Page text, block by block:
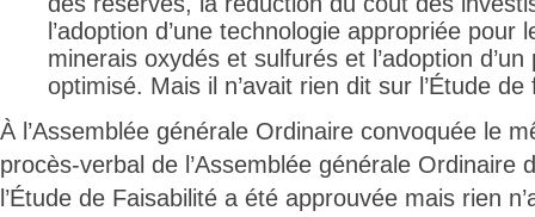
l’adoption d’une technologie appropriée pour
minerais oxydés et sulfurés et l’adoption d’un
optimisé. Mais il n’avait rien dit sur l’Étude de
À l’Assemblée générale Ordinaire convoquée le
procès-verbal de l’Assemblée générale Ordinaire
l’Étude de Faisabilité a été approuvée mais rien